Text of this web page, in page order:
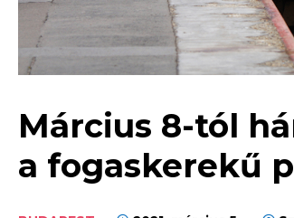
Március 8-tól
a fogaskerekű